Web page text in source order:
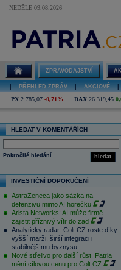
NEDĚLE 09.08.2026
ZPRAVODAJSTVÍ
PŘEHLED ZPRÁV AKCIOVÉ
PX 2 785,07 -0,71% DAX 26 319,45
HLEDAT V KOMENTÁŘÍCH
hledat
Pokročilé hledání
INVESTIČNÍ DOPORUČENÍ
AstraZeneca jako sázka na
defenzivu mimo AI horečku
Arista Networks: AI může firmě
zajistit příznivý vítr do zad
Analytický radar: Colt CZ roste díky
vyšší marži, širší integraci i
stabilnějšímu byznysu
Nové střelivo pro další růst. Patria
mění cílovou cenu pro Colt CZ